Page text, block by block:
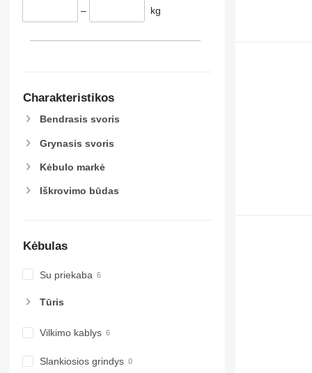
– kg
Charakteristikos
Bendrasis svoris
Grynasis svoris
Kėbulo markė
Iškrovimo būdas
Kėbulas
Su priekaba
Tūris
Vilkimo kablys
Slankiosios grindys